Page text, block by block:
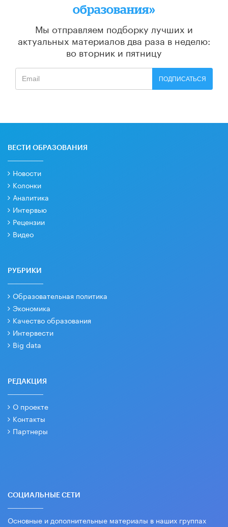
образования»
Мы отправляем подборку лучших и
актуальных материалов два раза в неделю:
во вторник и пятницу
ПОДПИСАТЬСЯ
ВЕСТИ ОБРАЗОВАНИЯ
Новости
Колонки
Аналитика
Интервью
Рецензии
Видео
РУБРИКИ
Образовательная политика
Экономика
Качество образования
Интервести
Big data
РЕДАКЦИЯ
О проекте
Контакты
Партнеры
СОЦИАЛЬНЫЕ СЕТИ
Основные и дополнительные материалы в наших группах